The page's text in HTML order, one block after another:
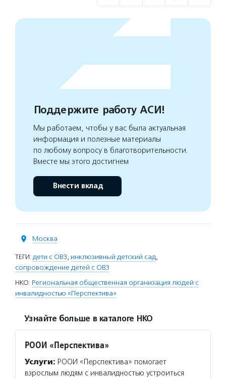
Поддержите работу АСИ!
Мы работаем, чтобы у вас была актуальная
информация и полезные материалы
по любому вопросу в благотворительности.
Вместе мы этого достигнем
Внести вклад
Москва
ТЕГИ: дети с ОВЗ, инклюзивный детский сад,
сопровождение детей с ОВЗ
НКО: Региональная общественная организация людей с
инвалидностью «Перспектива»
Узнайте больше в каталоге НКО
РООИ «Перспектива»
Услуги: РООИ «Перспектива» помогает
взрослым людям с инвалидностью устроиться